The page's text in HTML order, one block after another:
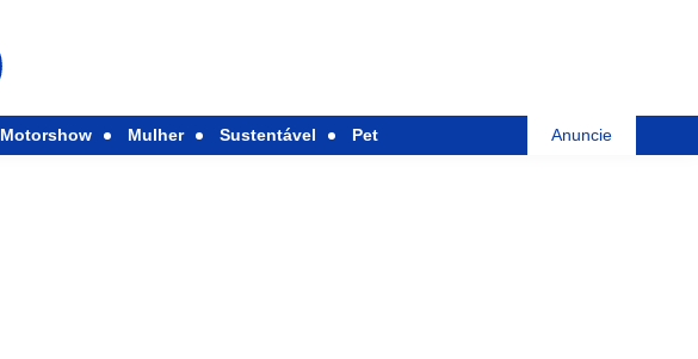
Motorshow Mulher Sustentável Pet Anuncie